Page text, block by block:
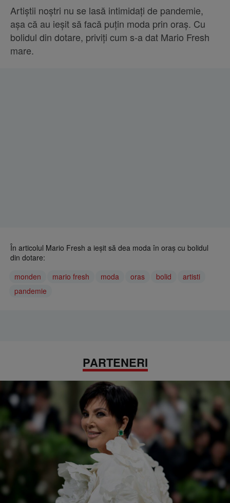
Artiştii noştri nu se lasă intimidaţi de pandemie,
aşa că au ieşit să facă puţin moda prin oraş. Cu
bolidul din dotare, priviţi cum s-a dat Mario Fresh
mare.
În articolul Mario Fresh a ieșit să dea moda în oraș cu bolidul
din dotare:
monden
mario fresh moda oras bolid
artisti
pandemie
PARTENERI